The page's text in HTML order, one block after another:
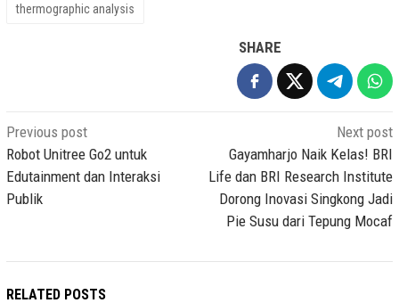
thermographic analysis
SHARE
Post
navigation
Previous post
Robot Unitree Go2 untuk
Edutainment dan Interaksi
Publik
Next post
Gayamharjo Naik Kelas! BRI
Life dan BRI Research Institute
Dorong Inovasi Singkong Jadi
Pie Susu dari Tepung Mocaf
RELATED POSTS